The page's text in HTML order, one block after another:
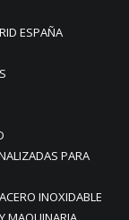
ESPAÑA
PARA
INOXIDABLE